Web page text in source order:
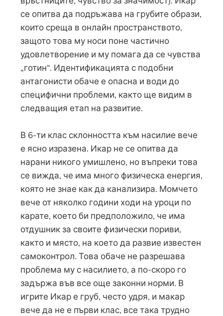
се опитва да подръжава на грубите образи,
които среща в онлайн пространството,
защото това му носи поне частично
удовлетворение и му помага да се чувства
„готин“. Идентификацията с подобни
антагонисти обаче е опасна и води до
специфични проблеми, както ще видим в
следващия етап на развитие.
В 6-ти клас склонността към насилие вече
е ясно изразена. Икар не се опитва да
нарани никого умишлено, но въпреки това
се вижда, че има много физическа енергия,
която не знае как да канализира. Момчето
вече от няколко години ходи на уроци по
карате, което би предположило, че има
отдушник за своите физически пориви,
както и място, на което да развие известен
самоконтрол. Това обаче не разрешава
проблема му с насилието, а по-скоро го
задържа във все още законни норми. В
игрите Икар е груб, често удря, и макар
вече да не е първи клас, все така трудно